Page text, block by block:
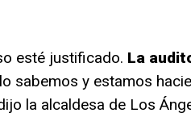
esté justificado. La
sabemos y estamos
la alcaldesa de Los